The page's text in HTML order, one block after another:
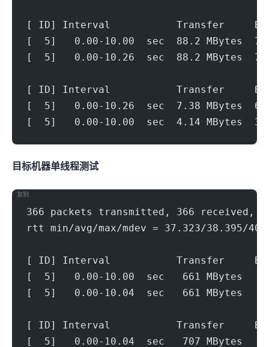
[ ID] Interval           Transfer
[  5]   0.00-10.00  sec  88.2 MBytes
[  5]   0.00-10.26  sec  88.2 MBytes
[ ID] Interval           Transfer
[  5]   0.00-10.26  sec  7.38 MBytes
[  5]   0.00-10.00  sec  4.14 MBytes
目标机器 IPERF3单线程测试
366 packets transmitted, 366 received,
rtt min/avg/max/mdev = 37.323/38.395/
[ ID] Interval           Transfer
[  5]   0.00-10.00  sec   661 MBytes
[  5]   0.00-10.04  sec   661 MBytes
[ ID] Interval           Transfer
[  5]   0.00-10.04  sec   707 MBytes
复制